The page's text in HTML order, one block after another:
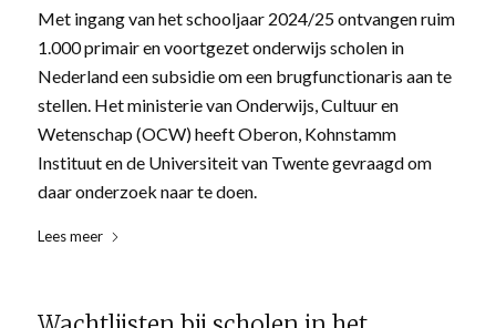
Met ingang van het schooljaar 2024/25 ontvangen ruim
1.000 primair en voortgezet onderwijs scholen in
Nederland een subsidie om een brugfunctionaris aan te
stellen. Het ministerie van Onderwijs, Cultuur en
Wetenschap (OCW) heeft Oberon, Kohnstamm
Instituut en de Universiteit van Twente gevraagd om
daar onderzoek naar te doen.
Lees meer